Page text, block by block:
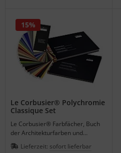
Le Corbusier® Polychromie
Classique Set
Le Corbusier® Farbfächer, Buch
der Architekturfarben und
Farbenklaviaturen in einem Set.
Lieferzeit: sofort lieferbar
15%